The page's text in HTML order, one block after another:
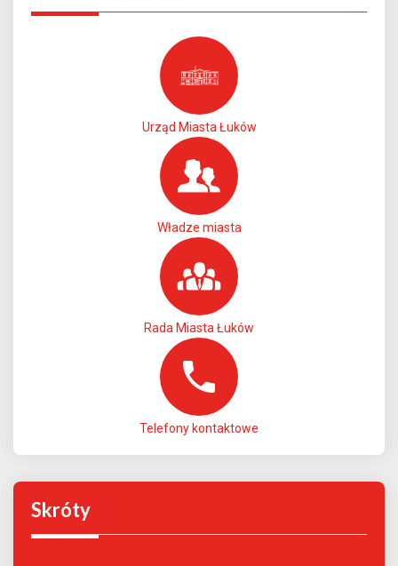
Urząd Miasta Łuków
Władze miasta
Rada Miasta Łuków
Telefony kontaktowe
Skróty